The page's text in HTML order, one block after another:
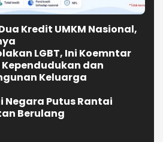
Kredit UMKM Nasional,
LGBT, Ini Koemntar
dan
Keluarga
Negara Putus Rantai
Berulang